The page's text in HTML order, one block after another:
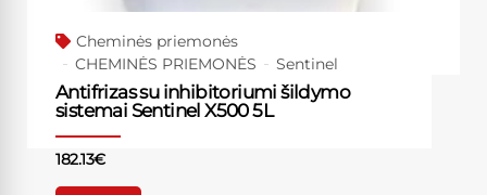
Cheminės priemonės
CHEMINĖS PRIEMONĖS
Sentinel
Antifrizas su inhibitoriumi šildymo
sistemai Sentinel X500 5L
182.13€